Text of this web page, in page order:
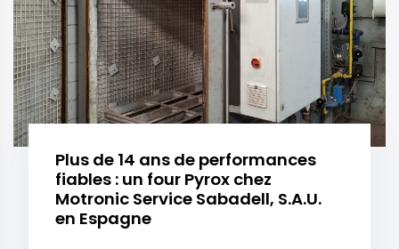
Plus de 14 ans de performances
fiables : un four Pyrox chez
Motronic Service Sabadell, S.A.U.
en Espagne